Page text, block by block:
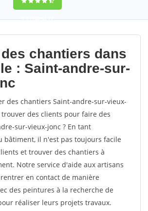
9,5(100%)77
votes
chantiers dans
: Saint-andre-sur-
des chantiers Saint-andre-sur-vieux-
trouver des clients pour faire des
sur-vieux-jonc ? En tant
bâtiment, il n'est pas toujours facile
et trouver des chantiers à
Notre service d'aide aux artisans
en contact de manière
des peintures à la recherche de
réaliser leurs projets travaux.